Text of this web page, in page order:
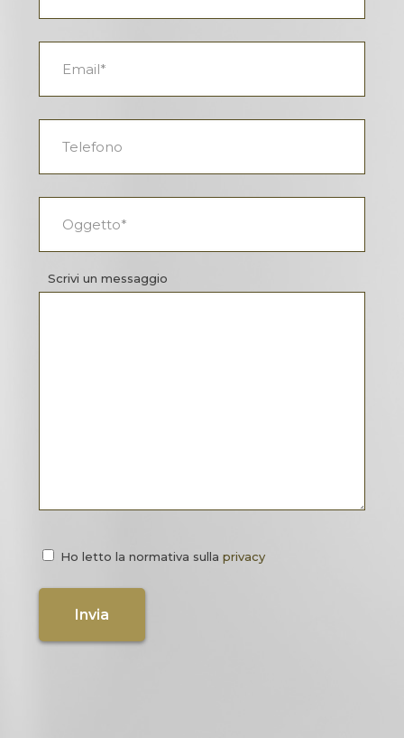
Scrivi un messaggio
Ho letto la normativa sulla privacy